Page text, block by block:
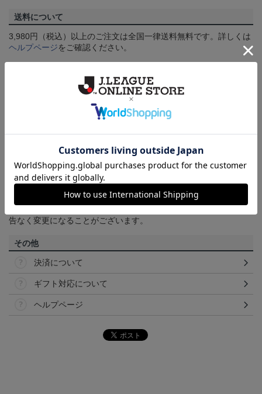
送料について
3,980円（税込）以上のご注文は全国一律送料無料です。詳しくは
ヘルプページをご確認ください。
一部商品はメール便でのお届けとなる場合がございます。詳しく
をご確認ください。
商品画像は、お使いのパソコンのモニターおよびスマートフォン
のメーカー・機種・画面設定等により、実際の商品の色と異なっ
て見える場合がございます。あらかじめご了承ください。
【仕様について】
告なく変更になることがございます。
その他
決済について
ギフト対応について
ヘルプページ